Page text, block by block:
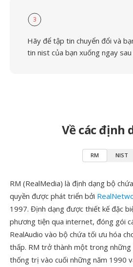
3
Hãy để tập tin chuyển đổi và
tin nist của bạn xuống ngay
Về các định
RM NIST
RM (RealMedia) là định dạng bộ
quyền được phát triển bởi
1997. Định dạng được thiết kế đặc
phương tiện qua internet, đóng gói
RealAudio vào bộ chứa tối ưu hóa
thấp. RM trở thành một trong
thống trị vào cuối những năm 1990